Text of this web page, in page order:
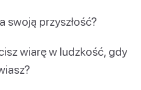
swoją przyszłość?
wiarę w ludzkość, gdy